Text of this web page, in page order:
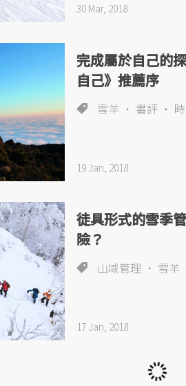
30 Mar, 2018
完成屬於自己的
自己》推薦序
雪羊 書評
19 Jan, 2018
徒具形式的雪季
險？
山域管理 雪羊
17 Jan, 2018